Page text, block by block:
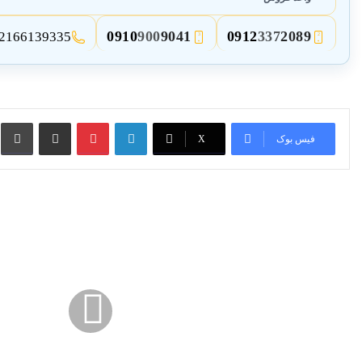
2
09123372089
3
09109009041
فیس بوک X
لینکدین پین ترست از طریق ایمیل به اشتراک بگذارید چاپ کنید